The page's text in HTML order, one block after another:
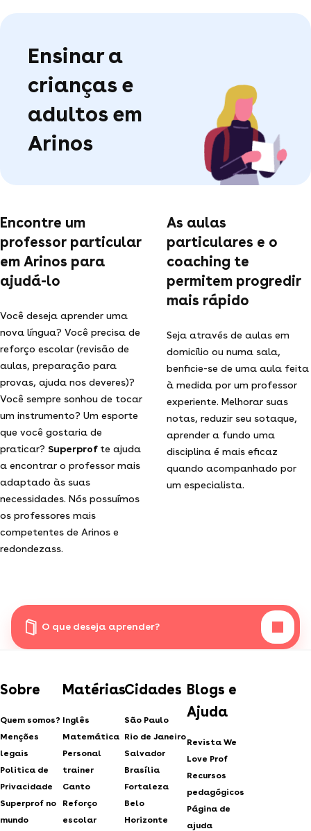
Ensinar a
crianças e
adultos em
Arinos
Encontre um
professor particular
em Arinos para
ajudá-lo
Você deseja aprender uma
nova língua? Você precisa de
reforço escolar (revisão de
aulas, preparação para
provas, ajuda nos deveres)?
Você sempre sonhou de tocar
um instrumento? Um esporte
que você gostaria de
praticar? Superprof te ajuda
a encontrar o professor mais
adaptado às suas
necessidades. Nós possuímos
os professores mais
competentes de Arinos e
redondezass.
As aulas
particulares e o
coaching te
permitem progredir
mais rápido
Seja através de aulas em
domicílio ou numa sala,
benficie-se de uma aula feita
à medida por um professor
experiente. Melhorar suas
notas, reduzir seu sotaque,
aprender a fundo uma
disciplina é mais eficaz
quando acompanhado por
um especialista.
O que deseja aprender?
Sobre
Quem somos?
Menções
legais
Politica de
Privacidade
Superprof no
mundo
Matérias
Inglês
Matemática
Personal
trainer
Canto
Reforço
escolar
Cidades
São Paulo
Rio de Janeiro
Salvador
Brasília
Fortaleza
Belo
Horizonte
Blogs e
Ajuda
Revista We
Love Prof
Recursos
pedagógicos
Página de
ajuda